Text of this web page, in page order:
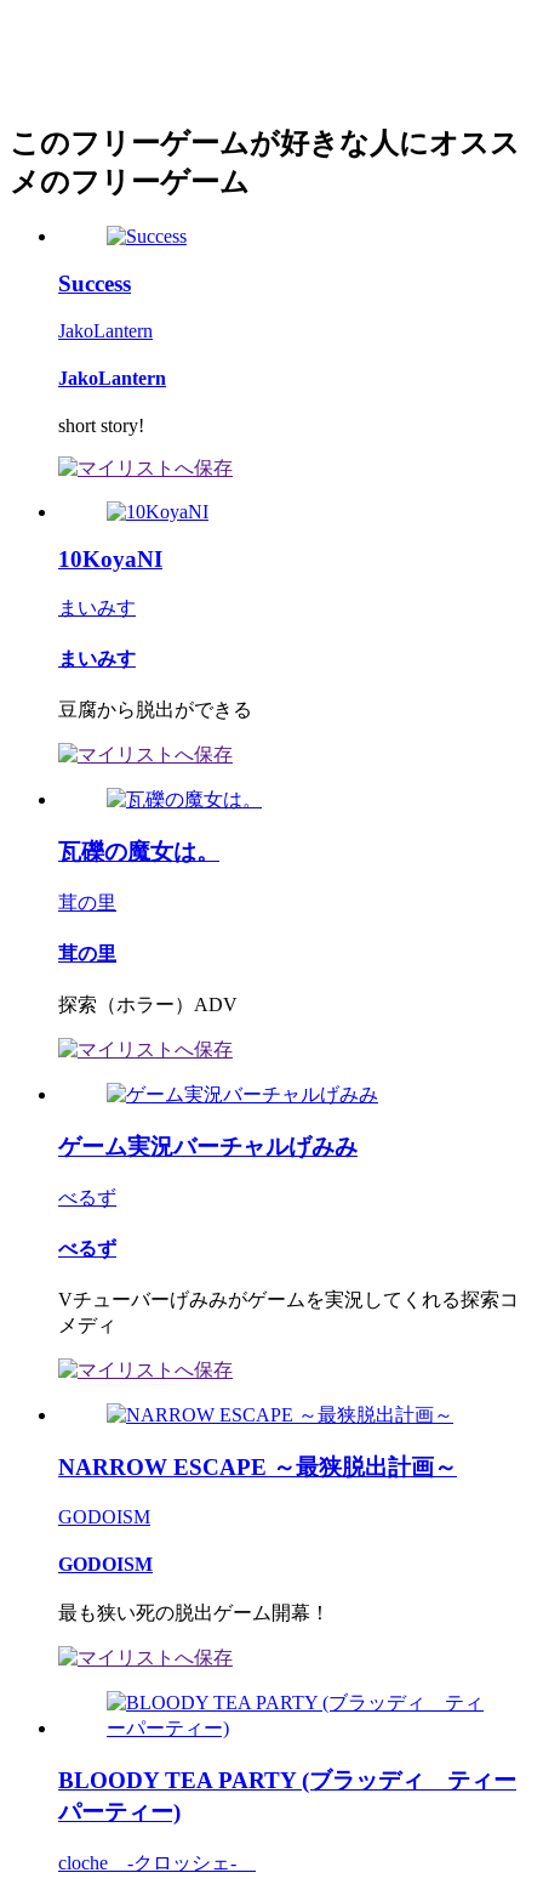
このフリーゲームが好きな人にオスス
メのフリーゲーム
Success
JakoLantern
JakoLantern
short story!
10KoyaNI
まいみす
まいみす
豆腐から脱出ができる
瓦礫の魔女は。
茸の里
茸の里
探索（ホラー）ADV
ゲーム実況バーチャルげみみ
べるず
べるず
Vチューバーげみみがゲームを実況してくれる探索コ
メディ
NARROW ESCAPE ～最狭脱出計画～
GODOISM
GODOISM
最も狭い死の脱出ゲーム開幕！
BLOODY TEA PARTY (ブラッディ ティー
パーティー)
cloche -クロッシェ-